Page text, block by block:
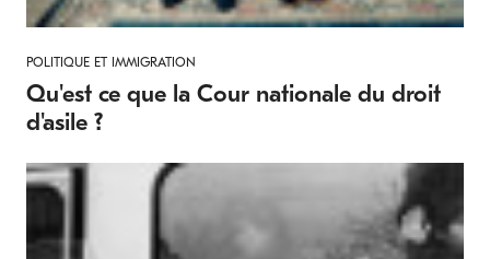
POLITIQUE ET IMMIGRATION
Qu'est ce que la Cour nationale du droit
d'asile ?